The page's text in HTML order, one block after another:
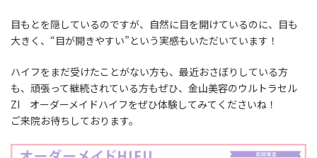
目もとを隠しているのですが、自然に目を開けているのに、目も
大きく、“目が開きやすい”という実感もいただいています！
ハイフをまだ受けたことがない方も、最近おさぼりしている方
も、頑張って継続されている方もぜひ、金山美容のウルトラセル
ZI オーダーメイドハイフをぜひ体験してみてくださいね！
ご来院お待ちしております。